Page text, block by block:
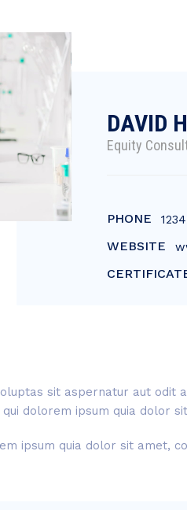
DAVID
Equity
PHONE
WEBSITE
sit aspernatur aut odit
dolorem ipsum quia dolor
ipsum quia dolor sit amet,